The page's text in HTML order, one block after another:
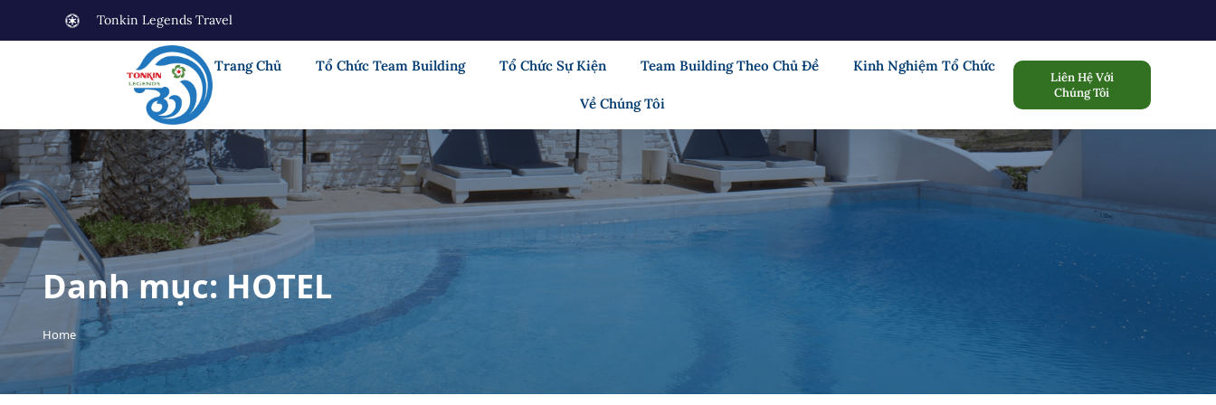
Tonkin Legends Travel
Trang Chủ Tổ Chức Team Building Tổ Chức Sự Kiện Team Building Theo Chủ Đề Kinh Nghiệm Tổ Chức
Về Chúng Tôi
Liên Hệ Với
Chúng Tôi
Danh mục:HOTEL
Home